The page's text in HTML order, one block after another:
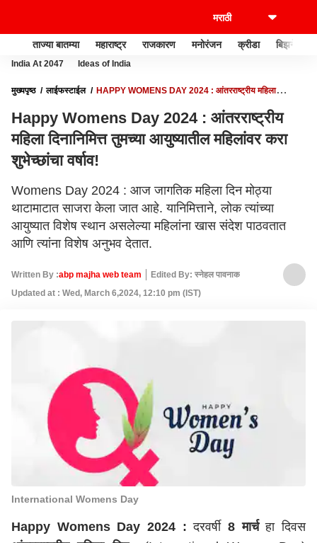
ताज्या बातम्या महाराष्ट्र राजकारण मनोरंजन क्रीडा बिझनेस
India At 2047 Ideas of India
मुख्यपृष्ठ लाईफस्टाईल
HAPPY WOMENS DAY 2024 : आंतरराष्ट्रीय महिला
Happy Womens Day 2024 : आंतरराष्ट्रीय
महिला दिनानिमित्त तुमच्या आयुष्यातील महिलांवर करा
शुभेच्छांचा वर्षाव!
Womens Day 2024 : आज जागतिक महिला दिन मोठ्या
थाटामाटात साजरा केला जात आहे. यानिमित्ताने, लोक त्यांच्या
आयुष्यात विशेष स्थान असलेल्या महिलांना खास संदेश पाठवतात
आणि त्यांना विशेष अनुभव देतात.
Written By :abp majha web team
Edited By: स्नेहल पावनाक
Updated at : Wed, March 6,2024, 12:10 pm (IST)
International Womens Day
Happy Womens Day 2024 : दरवर्षी8 मार्चहा दिवस